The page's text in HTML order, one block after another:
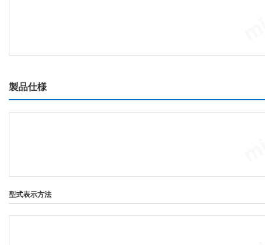
製品仕様
型式表示方法